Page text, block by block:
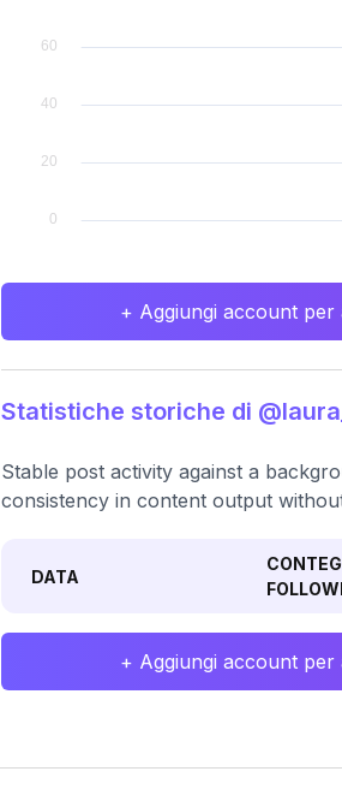
+ Aggiungi account per
Statistiche storiche di
Stable post activity against a
consistency in content output
DATA
+ Aggiungi account per